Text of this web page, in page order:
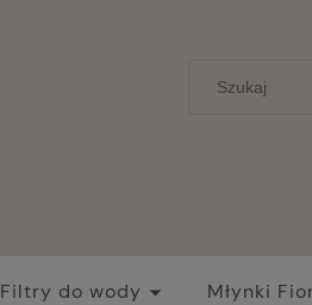
Filtry do wody Młynki